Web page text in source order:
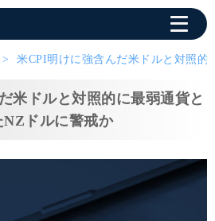
米CPI明けに強含んだ米ドルと対照
米ドルと対照的に最弱通貨と
NZドルに警戒か